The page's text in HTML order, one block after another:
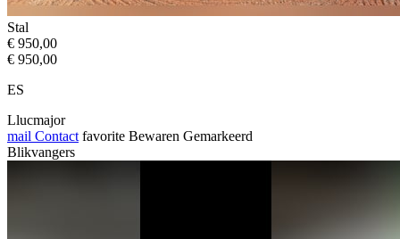
Stal
€ 950,00
€ 950,00
ES
Llucmajor
mail Contact favorite Bewaren Gemarkeerd
Blikvangers